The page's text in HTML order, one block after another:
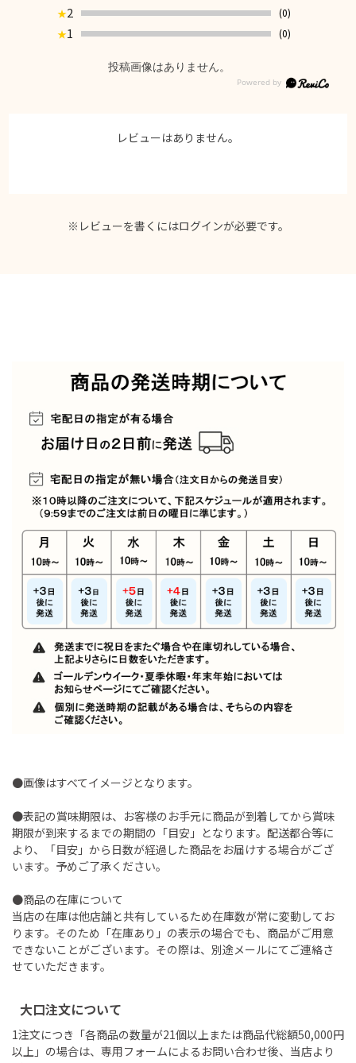
★2
(0)
★1 (0)
投稿画像はありません。
レビューはありません。
※レビューを書くにはログインが必要です。
●画像はすべてイメージとなります。
●表記の賞味期限は、お客様のお手元に商品が到着してから賞味
期限が到来するまでの期間の「目安」となります。配送都合等に
より、「目安」から日数が経過した商品をお届けする場合がござ
います。予めご了承ください。
●商品の在庫について
当店の在庫は他店舗と共有しているため在庫数が常に変動してお
ります。そのため「在庫あり」の表示の場合でも、商品がご用意
できないことがございます。その際は、別途メールにてご連絡さ
せていただきます。
大口注文について
1注文につき「各商品の数量が21個以上または商品代総額50,000円
以上」の場合は、専用フォームによるお問い合わせ後、当店より